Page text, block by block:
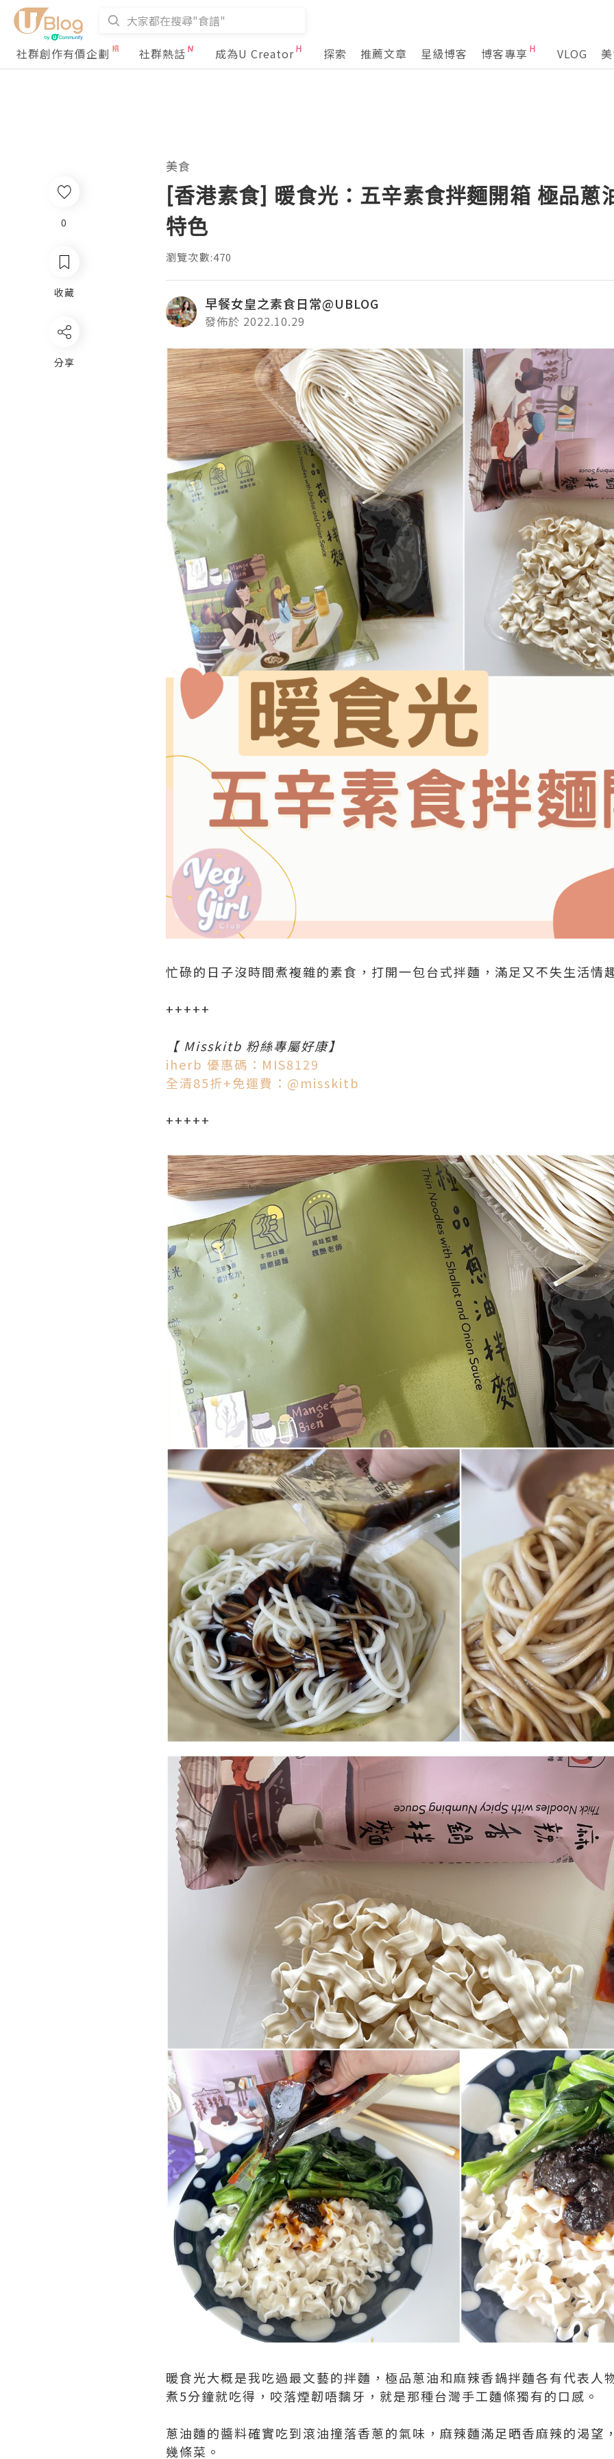
社群創作有價企劃 社群熱話 成為U Creator 探索 推薦文章 星級博客 博客專享 VLOG
0
收藏
分享
美食
[香港素食] 暖食光：五辛素食拌麵開箱 極品蔥
特色
瀏覽次數:470
早餐女皇之素食日常@UBLOG
發佈於 2022.10.29
忙碌的日子沒時間煮複雜的素食，打開一包台式拌麵，滿足又不失生活情
+++++
【 Misskitb 粉絲專屬好康】
iherb 優惠碼：MIS8129
全清85折+免運費：@misskitb
+++++
暖食光大概是我吃過最文藝的拌麵，極品蔥油和麻辣香鍋拌麵各有代表人
煮5分鐘就吃得，咬落煙韌唔黐牙，就是那種台灣手工麵條獨有的口感。
蔥油麵的醬料確實吃到滾油撞落香蔥的氣味，麻辣麵滿足晒香麻辣的渴望
幾條菜。